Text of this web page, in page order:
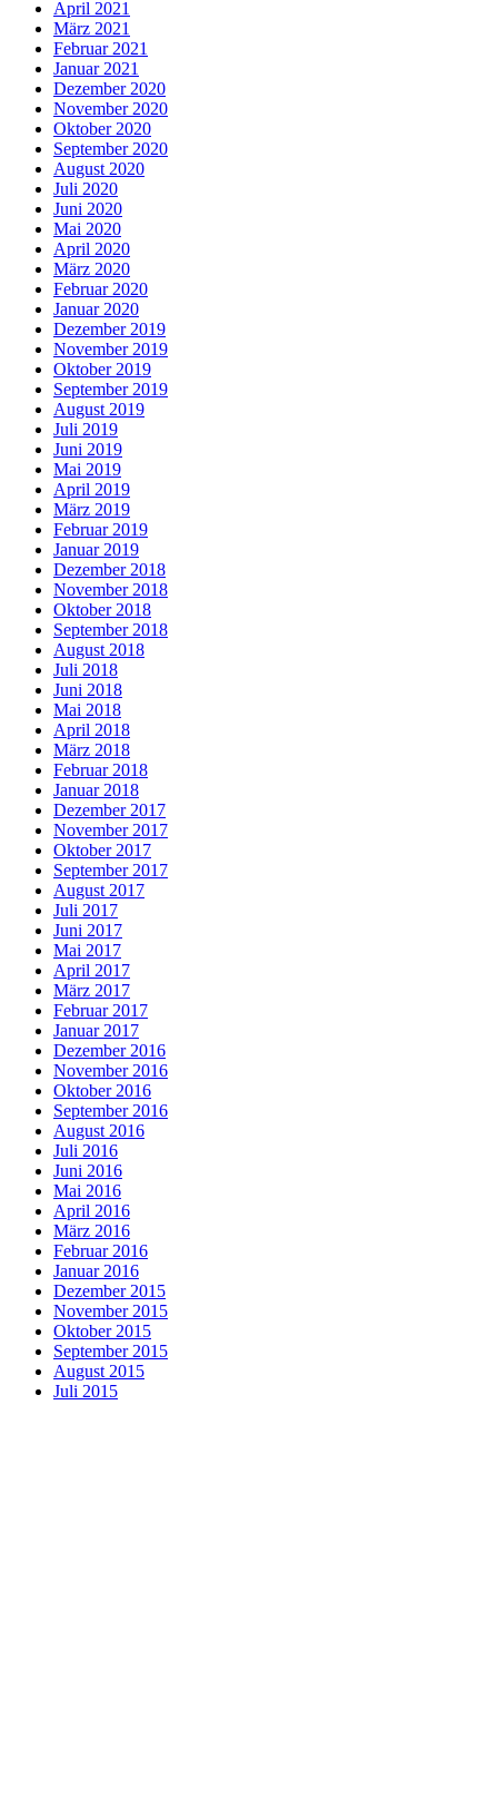
April 2021
März 2021
Februar 2021
Januar 2021
Dezember 2020
November 2020
Oktober 2020
September 2020
August 2020
Juli 2020
Juni 2020
Mai 2020
April 2020
März 2020
Februar 2020
Januar 2020
Dezember 2019
November 2019
Oktober 2019
September 2019
August 2019
Juli 2019
Juni 2019
Mai 2019
April 2019
März 2019
Februar 2019
Januar 2019
Dezember 2018
November 2018
Oktober 2018
September 2018
August 2018
Juli 2018
Juni 2018
Mai 2018
April 2018
März 2018
Februar 2018
Januar 2018
Dezember 2017
November 2017
Oktober 2017
September 2017
August 2017
Juli 2017
Juni 2017
Mai 2017
April 2017
März 2017
Februar 2017
Januar 2017
Dezember 2016
November 2016
Oktober 2016
September 2016
August 2016
Juli 2016
Juni 2016
Mai 2016
April 2016
März 2016
Februar 2016
Januar 2016
Dezember 2015
November 2015
Oktober 2015
September 2015
August 2015
Juli 2015